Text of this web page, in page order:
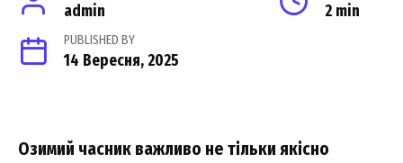
admin 2 min
PUBLISHED BY
14 Вересня, 2025
Озимий часник важливо не тільки якісно